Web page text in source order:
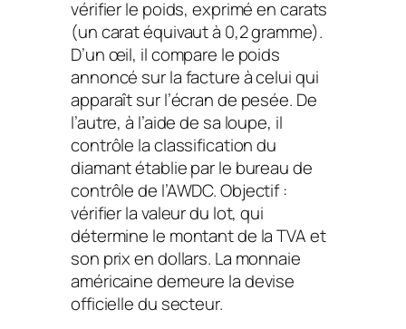
vérifier le poids, exprimé en carats
(un carat équivaut à 0,2 gramme).
D’un œil, il compare le poids
annoncé sur la facture à celui qui
apparaît sur l’écran de pesée. De
l’autre, à l’aide de sa loupe, il
contrôle la classification du
diamant établie par le bureau de
contrôle de l’AWDC. Objectif :
vérifier la valeur du lot, qui
détermine le montant de la TVA et
son prix en dollars. La monnaie
américaine demeure la devise
officielle du secteur.